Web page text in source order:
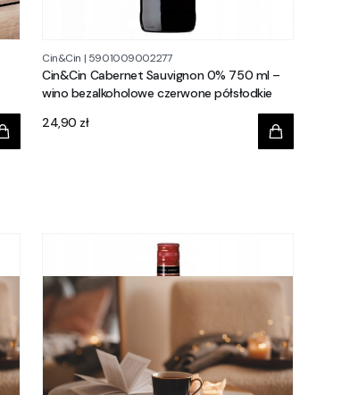
Cin&Cin | 5901009002277
Cin&Cin Cabernet Sauvignon 0% 750 ml –
wino bezalkoholowe czerwone półsłodkie
Cena
24,90 zł